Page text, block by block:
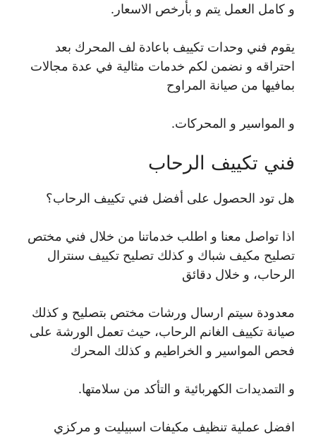
و كامل العمل يتم و بأرخص الاسعار.
يقوم فني وحدات تكييف باعادة لف المحرك بعد
احتراقه و نضمن لكم خدمات مثالية في عدة مجالات
بمافيها من صيانة المراوح
و المواسير و المحركات.
فني تكييف الرحاب
هل تود الحصول على أفضل فني تكييف الرحاب؟
اذا تواصل معنا و اطلب خدماتنا من خلال فني مختص
تصليح مكيف شباك و كذلك تصليح تكييف سنترال
الرحاب، و خلال دقائق
معدودة سيتم ارسال ورشات مختص بتصليح و كذلك
صيانة تكييف الغانم الرحاب، حيث تعمل الورشة على
فحص المواسير و الخراطيم و كذلك المحرك
و التمديدات الكهربائية و التأكد من سلامتها.
افضل عملية تنظيف مكيفات اسبيليت و مركزي